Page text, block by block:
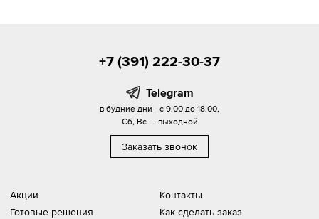
Акции
Готовые решения
Контакты
Как сделать заказ
+7 (391) 222-30-37
Telegram
в будние дни - с 9.00 до 18.00,
Сб, Вс — выходной
Заказать звонок